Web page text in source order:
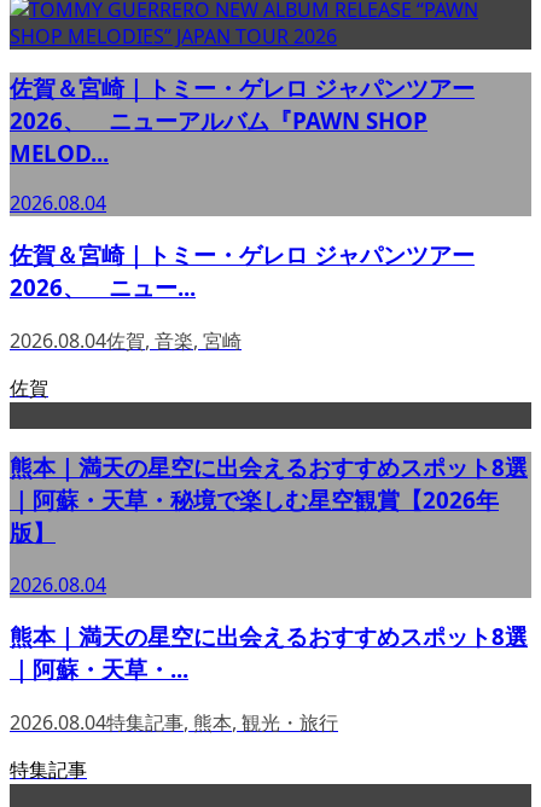
佐賀＆宮崎｜トミー・ゲレロ ジャパンツアー
2026、 ニューアルバム『PAWN SHOP
MELOD...
2026.08.04
佐賀＆宮崎｜トミー・ゲレロ ジャパンツアー
2026、 ニュー...
2026.08.04佐賀, 音楽, 宮崎
佐賀
熊本｜満天の星空に出会えるおすすめスポット8選
｜阿蘇・天草・秘境で楽しむ星空観賞【2026年
版】
2026.08.04
熊本｜満天の星空に出会えるおすすめスポット8選
｜阿蘇・天草・...
2026.08.04特集記事, 熊本, 観光・旅行
特集記事